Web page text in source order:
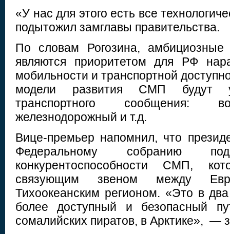
«У нас для этого есть все
подытожил замглавы правительства.
По словам Рогозина, амбициозные
являются приоритетом для РФ
мобильности и транспортной
модели развития СМП будут
транспортного сообщения:
железнодорожный и т.д.
Вице-премьер напомнил, что
Федеральному собранию
конкурентоспособности СМП,
связующим звеном между
Тихоокеанским регионом. «Это в
более доступный и безопасный
сомалийских пиратов, в Арктике», —